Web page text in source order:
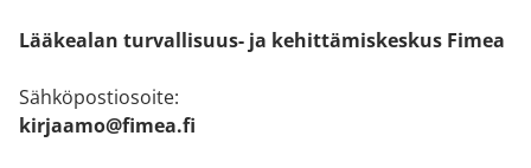
Lääkealan turvallisuus- ja kehittämiskeskus Fimea
Sähköpostiosoite:
kirjaamo@fimea.fi